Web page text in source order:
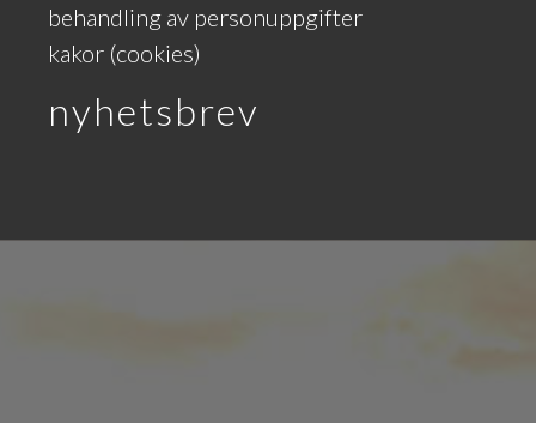
behandling av personuppgifter
kakor (cookies)
nyhetsbrev